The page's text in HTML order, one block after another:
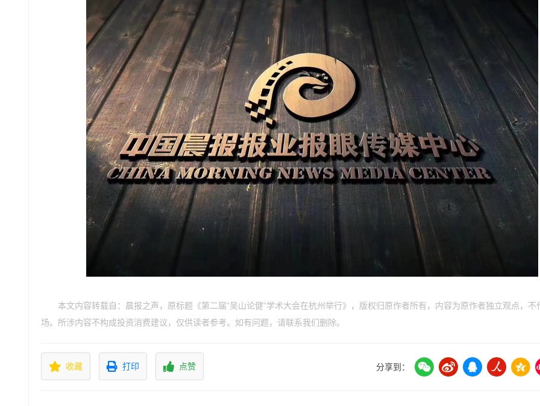
本文内容转载自：晨报之声，原标题《第二届“吴山论健”学术大会在杭州举行》，版权归原作者所有，内容为原作者独立观点，不
场。所涉内容不构成投资消费建议，仅供读者参考。如有问题，请联系我们删除。
收藏 打印 点赞 分享到：